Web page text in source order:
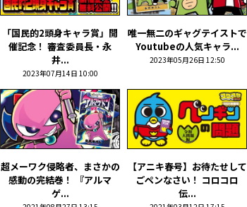
「国民的2頭身キャラ賞」開
催記念！ 審査委員長・永
井...
2023年07月14日 10:00
唯一無二のギャグテイストで
Youtubeの人気キャラ...
2023年05月26日 12:50
超メーワク侵略者、まさかの
感動の完結巻！ 『アルマ
ゲ...
【アニキ春号】お待たせして
ごペンなさい！ コロコロ
伝...